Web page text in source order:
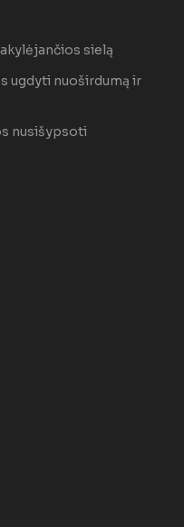
sielą
ugdyti nuoširdumą ir
nusišypsoti